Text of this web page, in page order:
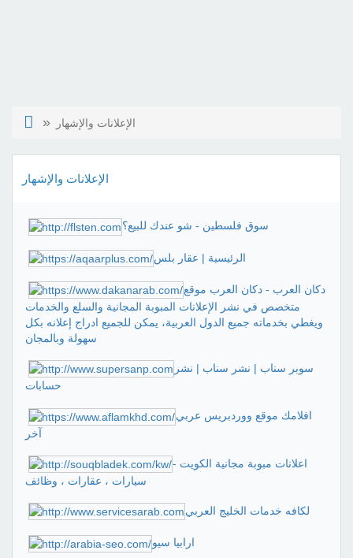
الإعلانات والإشهار
الإعلانات والإشهار
سوق فلسطين - شو عندك للبيع؟
الرئيسية | عقار بلس
دكان العرب - دكان العرب موقع
متخصص في نشر الإعلانات المبوبة المجانية والسلع والخدمات
ويغطي بخدماته جميع الدول العربية، يمكن للجميع ادراج إعلانه بكل
سهولة وبالمجان
سوبر سناب | نشر سناب | نشر
حسابات
افلامك موقع ووردبريس عربي
آخر
اعلانات مبوبة مجانية الكويت -
سيارات ، عقارات ، وظائف
لكافه خدمات الخليج العربي
ارابيا سيو